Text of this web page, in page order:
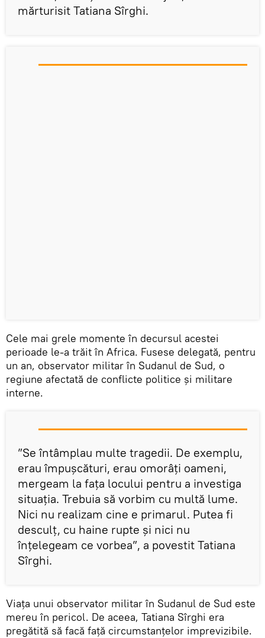
mărturisit Tatiana Sîrghi.
Cele mai grele momente în decursul acestei
perioade le-a trăit în Africa. Fusese delegată, pentru
un an, observator militar în Sudanul de Sud, o
regiune afectată de conflicte politice și militare
interne.
”Se întâmplau multe tragedii. De exemplu,
erau împușcături, erau omorâți oameni,
mergeam la fața locului pentru a investiga
situația. Trebuia să vorbim cu multă lume.
Nici nu realizam cine e primarul. Putea fi
desculț, cu haine rupte și nici nu
înțelegeam ce vorbea”, a povestit Tatiana
Sîrghi.
Viața unui observator militar în Sudanul de Sud este
mereu în pericol. De aceea, Tatiana Sîrghi era
pregătită să facă față circumstanțelor imprevizibile.